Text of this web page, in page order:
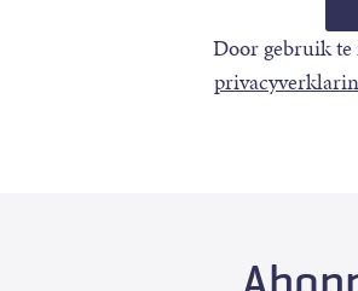
Door gebruik te